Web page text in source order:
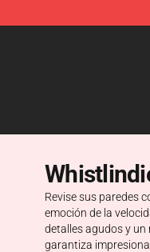
WhistlinDiesel
Revise sus paredes
emoción de la
detalles agudos y un
garantiza